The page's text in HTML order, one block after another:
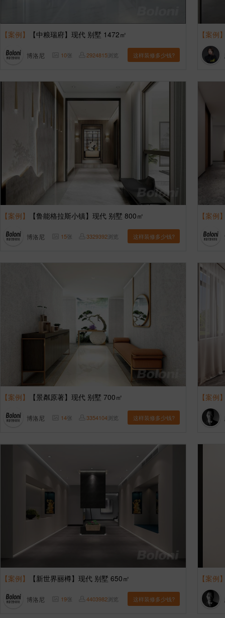
【案例】 【中粮瑞府】现代 别墅 1472㎡
博洛尼 10张 2924815浏览 这样装修多少钱?
【案例
【案例】 【鲁能格拉斯小镇】现代 别墅 800㎡
博洛尼 15张 3329392浏览 这样装修多少钱?
【案例
【案例】 【景粼原著】现代 别墅 700㎡
博洛尼 14张 3354104浏览 这样装修多少钱?
【案例
【案例】 【新世界丽樽】现代 别墅 650㎡
博洛尼 19张 4403982浏览 这样装修多少钱?
【案例